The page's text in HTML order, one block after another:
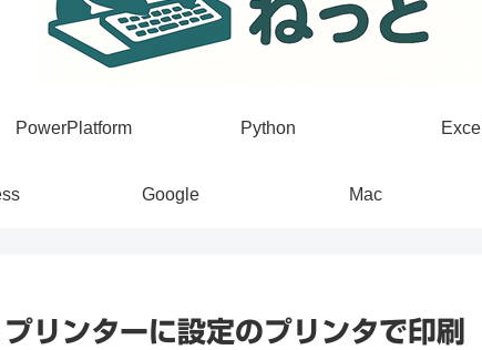
PowerPlatform Python Excel
Google Mac
ンターに設定のプリンタで印刷